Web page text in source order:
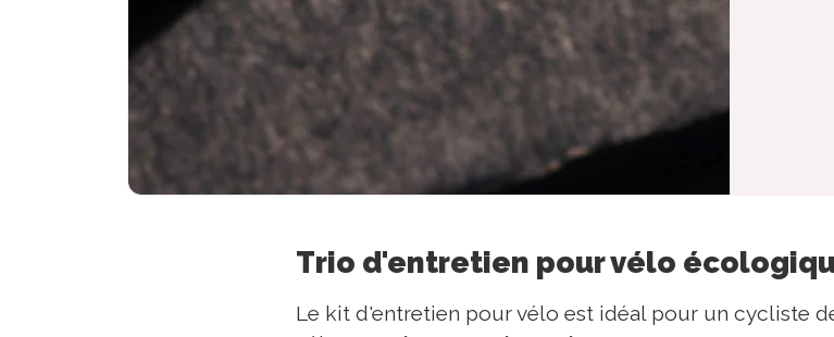
Trio d'entretien pour vélo
Le kit d'entretien pour vélo est idéal pour un cycliste